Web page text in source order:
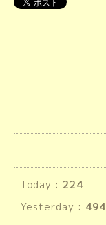
Today : 224
Yesterday : 494